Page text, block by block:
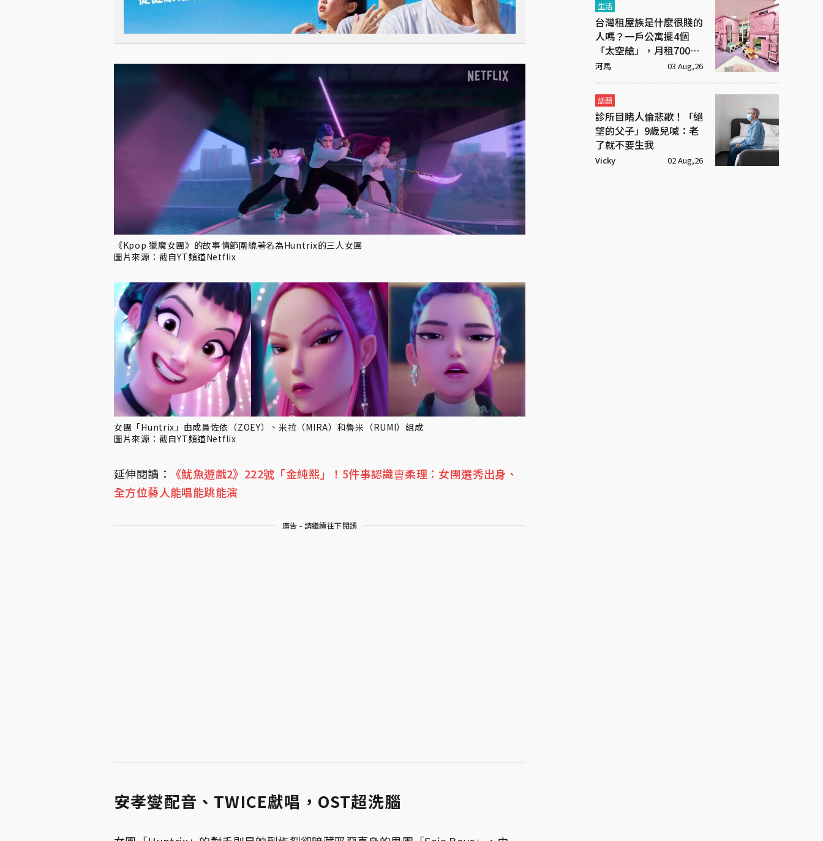
《Kpop 獵魔女團》的故事情節圍繞著名為Huntrix的三人女團
圖片來源：截自YT頻道Netflix
女團「Huntrix」由成員佐依（ZOEY）、米拉（MIRA）和魯米（RUMI）組成
圖片來源：截自YT頻道Netflix
延伸閱讀：
《魷魚遊戲2》222號「金純熙」！5件事認識曺柔理：女團選秀出身、
全方位藝人能唱能跳能演
廣告 - 請繼續往下閱讀
安孝燮配音、TWICE獻唱，OST超洗腦
生活
台灣租屋族是什麼很賤的
人嗎？一戶公寓擺4個
「太空艙」，月租7000
元
河馬 03 Aug,26
話題
診所目睹人倫悲歌！「絕
望的父子」9歲兒喊：老
了就不要生我
Vicky 02 Aug,26